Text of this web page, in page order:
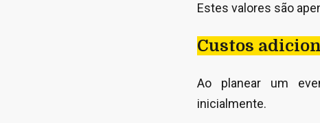
Estes valores são
Custos
Ao planear um
inicialmente.